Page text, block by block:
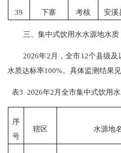
39 下寨 考核 安溪
三、集中式饮用水水源地水质
2026年2月，全市12个县级
水质达标率100%。具体监测结果见
表3 2026年2月全市集中式饮用
序
号
辖区 水源地